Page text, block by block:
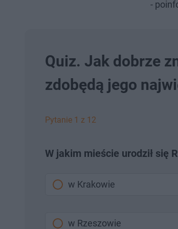
-
Quiz. Jak dobrze
zdobędą jego
Pytanie 1 z 12
W jakim mieście urodził się
w Krakowie
w Rzeszowie